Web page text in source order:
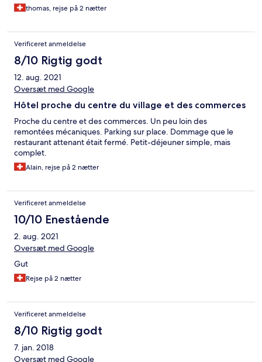
thomas, rejse på 2 nætter
Verificeret anmeldelse
8/10 Rigtig godt
12. aug. 2021
Oversæt med Google
Hôtel proche du centre du village et des commerces
Proche du centre et des commerces. Un peu loin des
remontées mécaniques. Parking sur place. Dommage que le
restaurant attenant était fermé. Petit-déjeuner simple, mais
complet.
Alain, rejse på 2 nætter
Verificeret anmeldelse
10/10 Enestående
2. aug. 2021
Oversæt med Google
Gut
Rejse på 2 nætter
Verificeret anmeldelse
8/10 Rigtig godt
7. jan. 2018
Oversæt med Google